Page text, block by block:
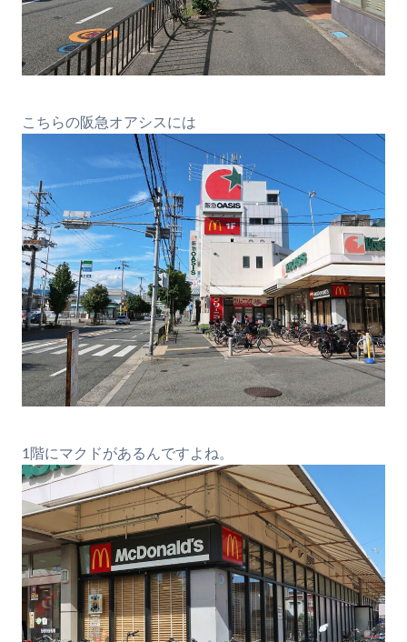
こちらの阪急オアシスには
1階にマクドがあるんですよね。